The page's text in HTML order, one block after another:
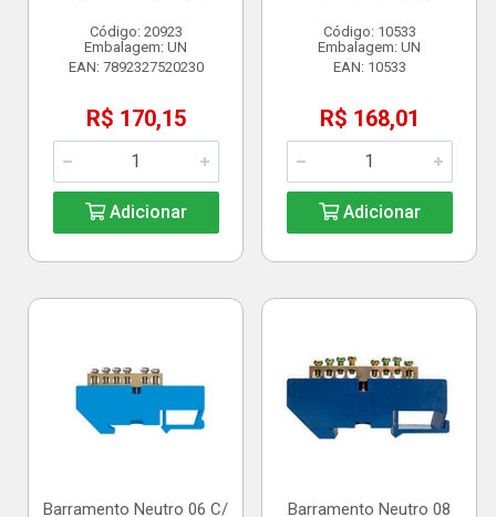
Código: 20923
Embalagem: UN
EAN: 7892327520230
R$ 170,15
Adicionar
Código: 10533
Embalagem: UN
EAN: 10533
R$ 168,01
Adicionar
Barramento Neutro 06 C/
Barramento Neutro 08